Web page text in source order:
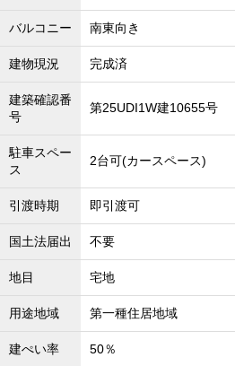
バルコニー 南東向き
建物現況 完成済
建築確認番
号
第25UDI1W建10655号
駐車スペー
ス
2台可(カースペース)
引渡時期 即引渡可
国土法届出 不要
地目 宅地
用途地域 第一種住居地域
建ぺい率 50％